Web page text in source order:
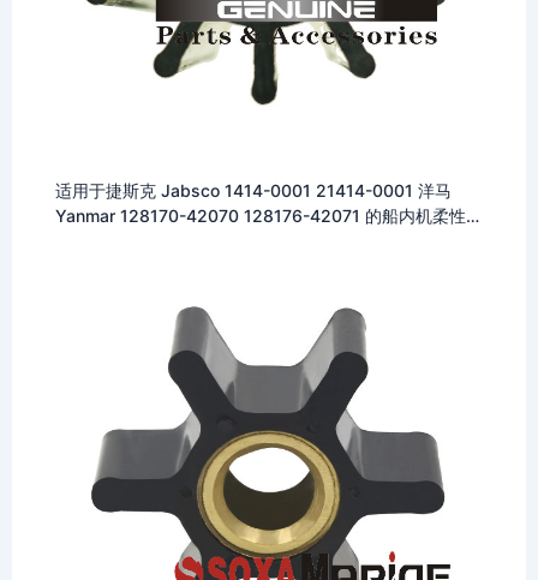
适用于捷斯克 Jabsco 1414-0001 21414-0001 洋马
Yanmar 128170-42070 128176-42071 的船内机柔性